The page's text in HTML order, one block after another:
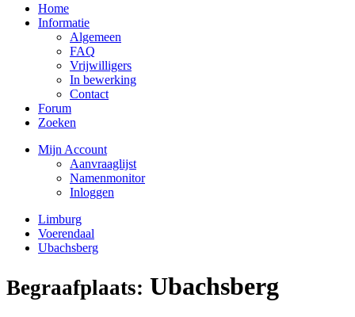
Home
Informatie
Algemeen
FAQ
Vrijwilligers
In bewerking
Contact
Forum
Zoeken
Mijn Account
Aanvraaglijst
Namenmonitor
Inloggen
Limburg
Voerendaal
Ubachsberg
Begraafplaats: Ubachsberg